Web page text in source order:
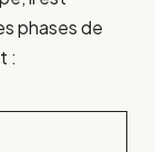
phases de
: